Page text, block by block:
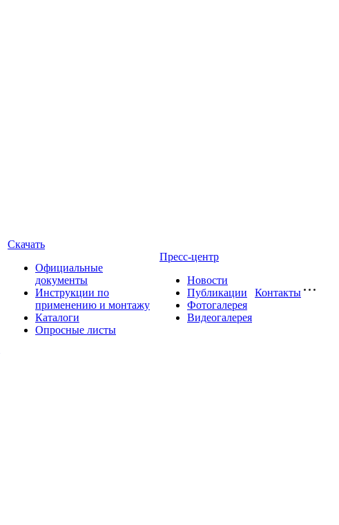
Скачать
Официальные
документы
Инструкции по
применению и монтажу
Каталоги
Опросные листы
Пресс-центр
Новости
Публикации
Фотогалерея
Видеогалерея
Контакты